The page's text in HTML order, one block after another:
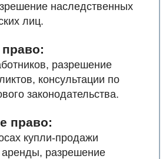
наследственных
лиц.
разрешение
консультации по
законодательства.
право:
купли-продажи
разрешение